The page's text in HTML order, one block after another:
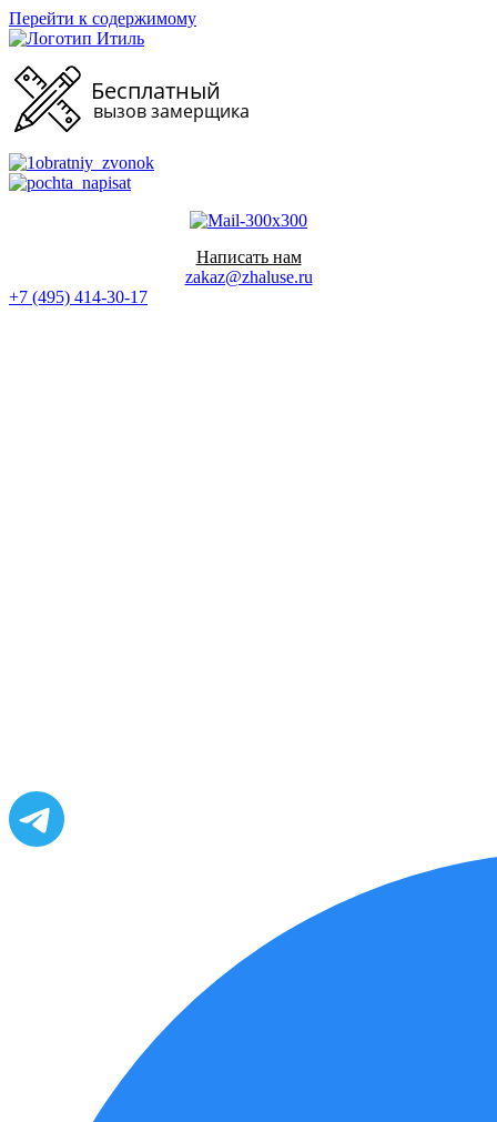
Перейти к содержимому
Написать нам
zakaz@zhaluse.ru
+7 (495) 414-30-17‬